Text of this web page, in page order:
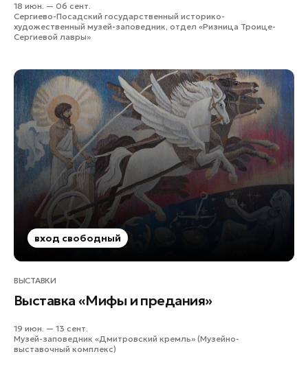
18 июн. — 06 сент.
Сергиево-Посадский государственный историко-
художественный музей-заповедник, отдел «Ризница Троице-
Сергиевой лавры»
вход свободный
ВЫСТАВКИ
Выставка «Мифы и предания»
19 июн. — 13 сент.
Музей-заповедник «Дмитровский кремль» (Музейно-
выставочный комплекс)